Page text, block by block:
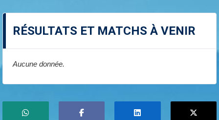
RÉSULTATS ET MATCHS À VENIR
Aucune donnée.